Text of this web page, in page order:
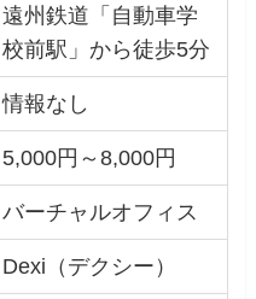
遠州鉄道「自動車学
校前駅」から徒歩5分
情報なし
5,000円～8,000円
バーチャルオフィス
Dexi（デクシー）